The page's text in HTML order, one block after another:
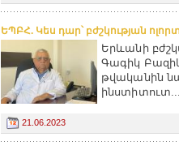
ԵՊԲՀ. Կես դար՝ բժշկության
Երևանի
Գագիկ
թվականին նա
ինստիտուտ...
21.06.2023